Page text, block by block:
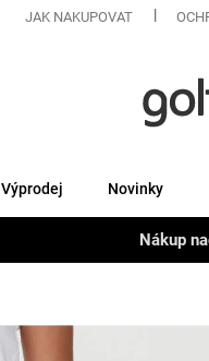
JAK NAKUPOVAT
Výprodej Novinky
Nákup